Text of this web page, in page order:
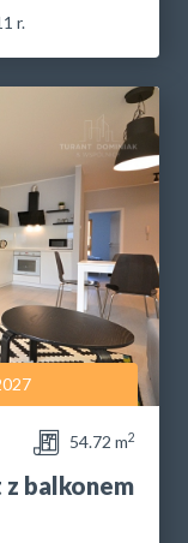
r.
54.72 m2
balkonem